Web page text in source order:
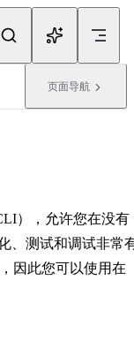
页面导航
），允许您在没有
、测试和调试非常
因此您可以使用在